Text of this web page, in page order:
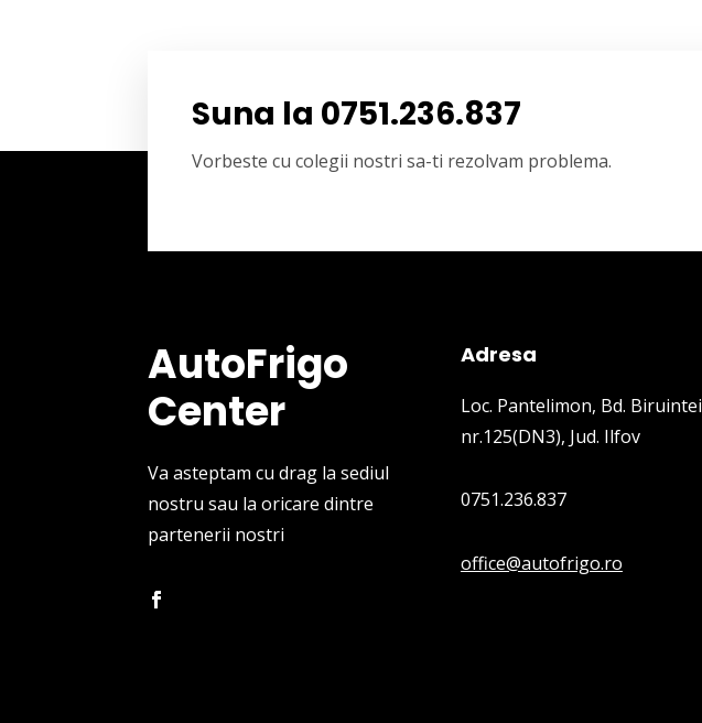
Suna la 0751.236.837
Vorbeste cu colegii nostri sa-ti rezolvam problema.
AutoFrigo
Center
Va asteptam cu drag la sediul
nostru sau la oricare dintre
partenerii nostri
Adresa
Loc. Pantelimon, Bd. Biruintei
nr.125(DN3), Jud. Ilfov
0751.236.837
office@autofrigo.ro